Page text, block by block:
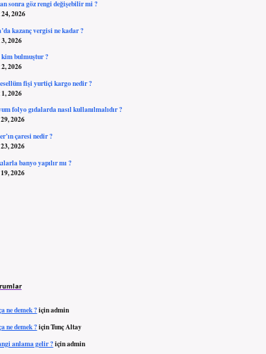
sonra göz rengi değişebilir mi ?
2026
kazanç vergisi ne kadar ?
2026
kim bulmuştur ?
2026
fişi yurtiçi kargo nedir ?
2026
folyo gıdalarda nasıl kullanılmalıdır ?
2026
çaresi nedir ?
2026
banyo yapılır mı ?
2026
ne demek ?içinadmin
ne demek ?içinTunç Altay
anlama gelir ?içinadmin